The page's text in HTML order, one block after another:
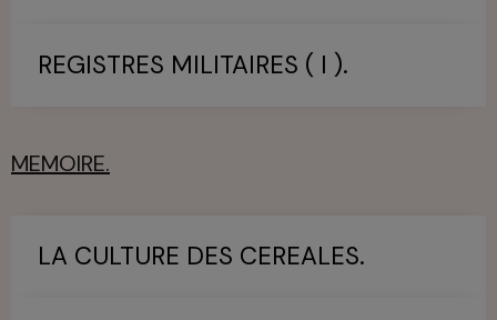
REGISTRES MILITAIRES ( I ).
MEMOIRE.
LA CULTURE DES CEREALES.